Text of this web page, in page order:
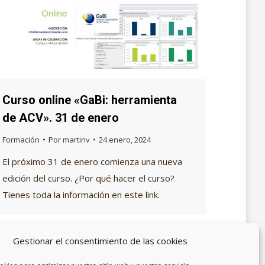
Gestionar el consentimiento de las cookies
Curso online «GaBi: herramienta
de ACV». 31 de enero
Formación Pormartinv 24 enero, 2024
El próximo 31 de enero comienza una nueva
edición del curso. ¿Por qué hacer el curso?
Tienes toda la información en este link.